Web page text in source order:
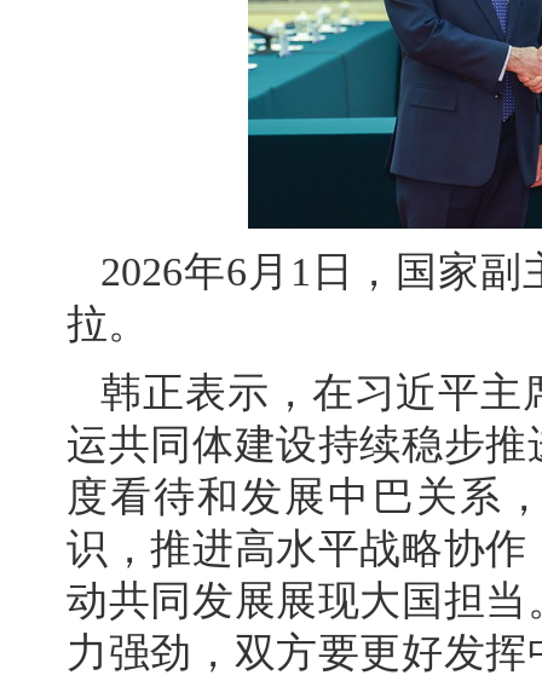
2026年6月1日，国家
拉。
韩正表示，在习近平主
运共同体建设持续稳步
度看待和发展中巴关系
识，推进高水平战略协
动共同发展展现大国担
力强劲，双方要更好发